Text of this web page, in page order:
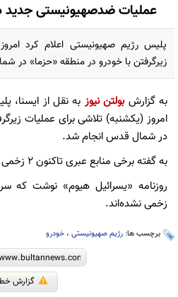
عملیات ضدصهیونیستی
پلیس رژیم صهیونیستی اعلام کرد
زیرگرفتن با خودرو در منطقه «حزما» در
به گزارشبولتن نیوز به نقل از ایسنا،
امروز (یکشنبه) تلاشی برای عملیات
در شمال قدس انجام شد.
به گفته برخی منابع عبری تاکنون ۲ زخمی بر جای گذاشته است.
روزنامه «یسرائیل هیوم» نوشت که
زخمی نشده‌اند.
برچسب ها: رژیم صهیونیستی ، خودرو
گزارش